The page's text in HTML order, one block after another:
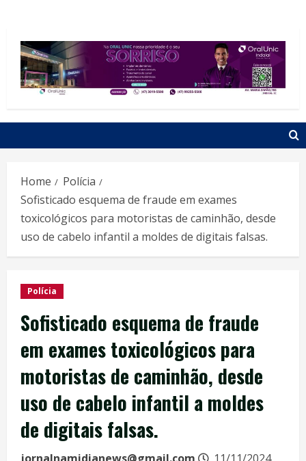
Home
Polícia
Sofisticado esquema de fraude em exames
toxicológicos para motoristas de caminhão, desde
uso de cabelo infantil a moldes de digitais falsas.
Polícia
Sofisticado esquema de fraude
em exames toxicológicos para
motoristas de caminhão, desde
uso de cabelo infantil a moldes
de digitais falsas.